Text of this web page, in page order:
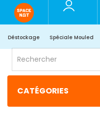
Déstockage Spéciale Mouled
CATÉGORIES